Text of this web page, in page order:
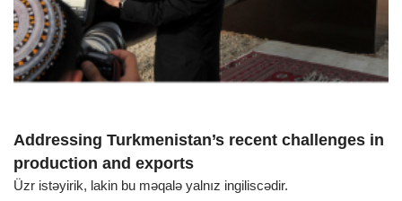
n
Addressing Turkmenistan’s recent challenges in
production and exports
Üzr istəyirik, lakin bu məqalə yalnız ingiliscədir.